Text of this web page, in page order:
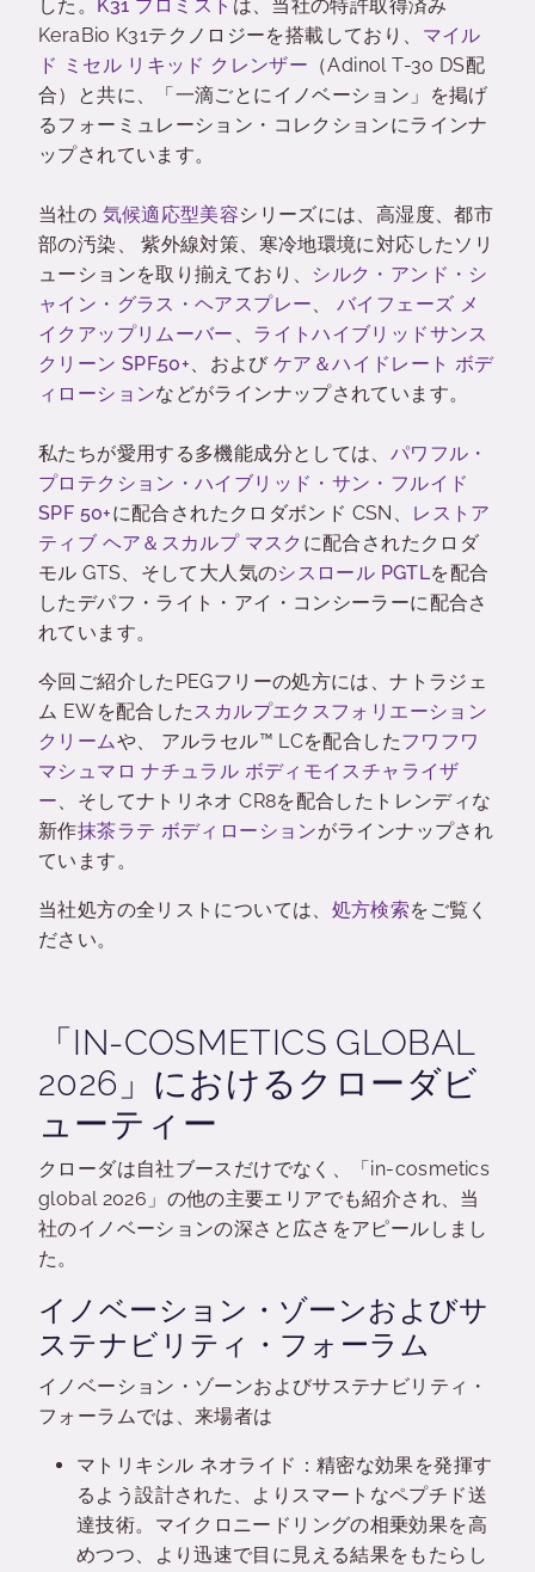
した。 K31 プロミスト は、当社の特許取得済み
KeraBio K31テクノロジーを搭載しており、 マイル
ド ミセル リキッド クレンザー （Adinol T-30 DS配
合）と共に、「一滴ごとにイノベーション」を掲げ
るフォーミュレーション・コレクションにラインナ
ップされています。
当社の 気候適応型美容シリーズには、高湿度、都市
部の汚染、 紫外線対策、寒冷地環境に対応したソリ
ューションを取り揃えており、 シルク・アンド・シ
ャイン・グラス・ヘアスプレー、バイフェーズ メ
イクアップリムーバー 、 ライトハイブリッドサンス
クリーン SPF50+、およびケア＆ハイドレート ボデ
ィローションなどがラインナップされています。
私たちが愛用する多機能成分としては、 パワフル・
プロテクション・ハイブリッド・サン・フルイド
SPF 50+に配合されたクロダボンド CSN、 レストア
ティブ ヘア＆スカルプ マスク に配合されたクロダ
モル GTS、そして大人気のシスロール PGTLを配合
したデパフ・ライト・アイ・コンシーラーに配合さ
れています。
今回ご紹介したPEGフリーの処方には、ナトラジェ
ム EWを配合したスカルプエクスフォリエーション
クリームや、 アルラセル™ LCを配合したフワフワ
マシュマロ ナチュラル ボディモイスチャライザ
ー、そしてナトリネオ CR8を配合したトレンディな
新作抹茶ラテ ボディローションがラインナップされ
ています。
当社処方の全リストについては、 処方検索をご覧く
ださい。
「IN-COSMETICS GLOBAL
2026」におけるクローダビ
ューティー
クローダは自社ブースだけでなく、「in-cosmetics
global 2026」の他の主要エリアでも紹介され、当
社のイノベーションの深さと広さをアピールしまし
た。
イノベーション・ゾーンおよびサ
ステナビリティ・フォーラム
イノベーション・ゾーンおよびサステナビリティ・
フォーラムでは、来場者は
マトリキシル ネオライド：精密な効果を発揮す
るよう設計された、よりスマートなペプチド送
達技術。マイクロニードリングの相乗効果を高
めつつ、より迅速で目に見える結果をもたらし